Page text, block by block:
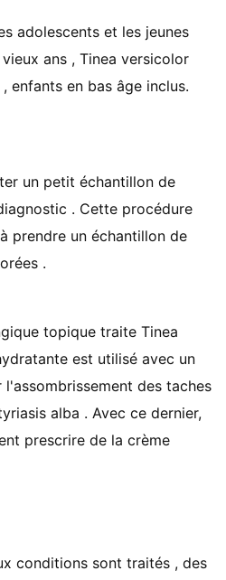
adolescents et les jeunes
ans , Tinea versicolor
enfants en bas âge inclus.
un petit échantillon de
. Cette procédure
prendre un échantillon de
.
topique traite Tinea
est utilisé avec un
des taches
alba . Avec ce dernier,
prescrire de la crème
conditions sont traités , des